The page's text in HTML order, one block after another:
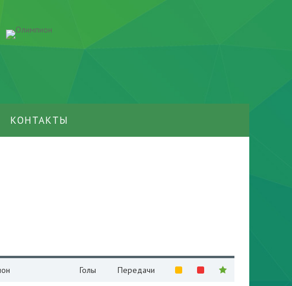
КОНТАКТЫ
Голы Передачи